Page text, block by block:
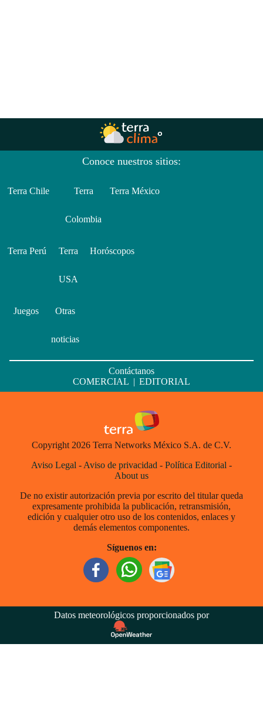
Conoce nuestros sitios:
Terra Chile Terra
Colombia
Terra México
Terra Perú Terra
USA
Horóscopos
Juegos Otras
noticias
Contáctanos
COMERCIAL | EDITORIAL
Copyright 2026 Terra Networks México S.A. de C.V.
Aviso Legal - Aviso de privacidad - Política Editorial -
About us
De no existir autorización previa por escrito del titular queda
expresamente prohibida la publicación, retransmisión,
edición y cualquier otro uso de los contenidos, enlaces y
demás elementos componentes.
Síguenos en:
Datos meteorológicos proporcionados por